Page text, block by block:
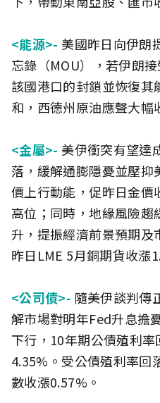
<能源>- 美國昨日向伊朗
忘錄（MOU），若伊朗
該國港口的封鎖並恢復其
和，西德州原油應聲大幅
<金屬>- 美伊衝突有望達
落，緩解通膨隱憂並壓
價上行動能，促昨日金價
高位；同時，地緣風險
升，提振經濟前景預期
昨日LME 5月銅期貨收漲
<公司債>- 隨美伊談判傳
解市場對明年Fed升息擔
下行，10年期公債殖利
4.35%。受公債殖利率回
數收漲0.57%。